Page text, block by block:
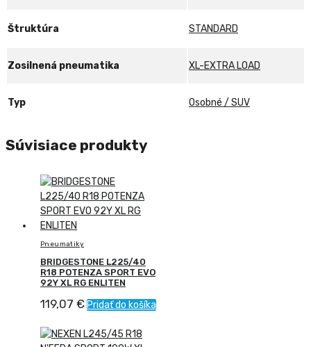
Štruktúra STANDARD
Zosilnená pneumatika XL-EXTRA LOAD
Typ Osobné / SUV
Súvisiace produkty
Pneumatiky
BRIDGESTONE L225/40
R18 POTENZA SPORT EVO
92Y XL RG ENLITEN
119,07 € Pridať do košíka